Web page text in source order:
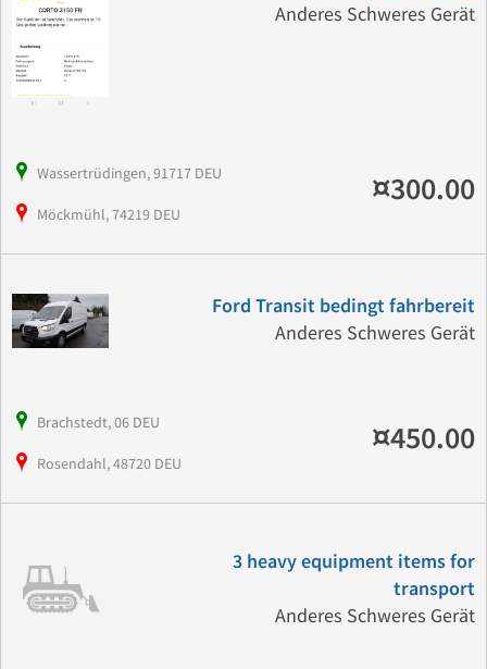
Anderes Schweres Gerät
Wassertrüdingen, 91717 DEU
Möckmühl, 74219 DEU
¤300.00
Ford Transit bedingt fahrbereit
Anderes Schweres Gerät
Brachstedt, 06 DEU
Rosendahl, 48720 DEU
¤450.00
3 heavy equipment items for
transport
Anderes Schweres Gerät